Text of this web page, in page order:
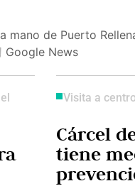
mano de Puerto
Google News
Visita a
Cárcel
tiene